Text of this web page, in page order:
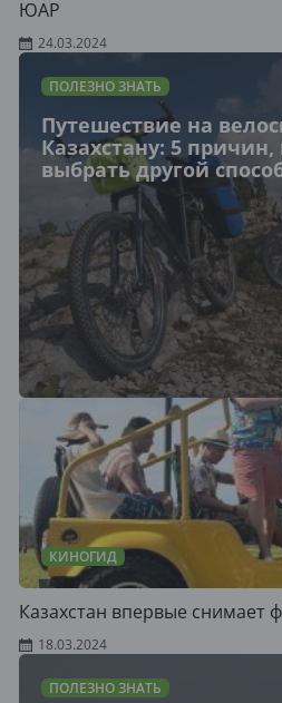
ЮАР
24.03.2024
ПОЛЕЗНО ЗНАТЬ
Путешествие на
Казахстану: 5
выбрать другой
КИНОГИД
Казахстан впервые снимает
18.03.2024
ПОЛЕЗНО ЗНАТЬ